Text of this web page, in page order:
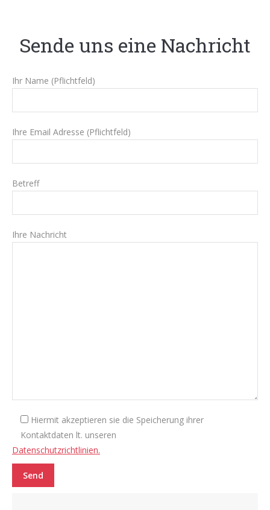
Sende uns eine Nachricht
Ihr Name (Pflichtfeld)
Ihre Email Adresse (Pflichtfeld)
Betreff
Ihre Nachricht
Hiermit akzeptieren sie die Speicherung ihrer
Kontaktdaten lt. unseren
Datenschutzrichtlinien.